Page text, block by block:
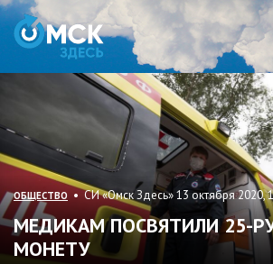
ОБЩЕСТВО • СИ «Омск Здесь» 13 октября 2020,
МЕДИКАМ ПОСВЯТИЛИ 25-
МОНЕТУ